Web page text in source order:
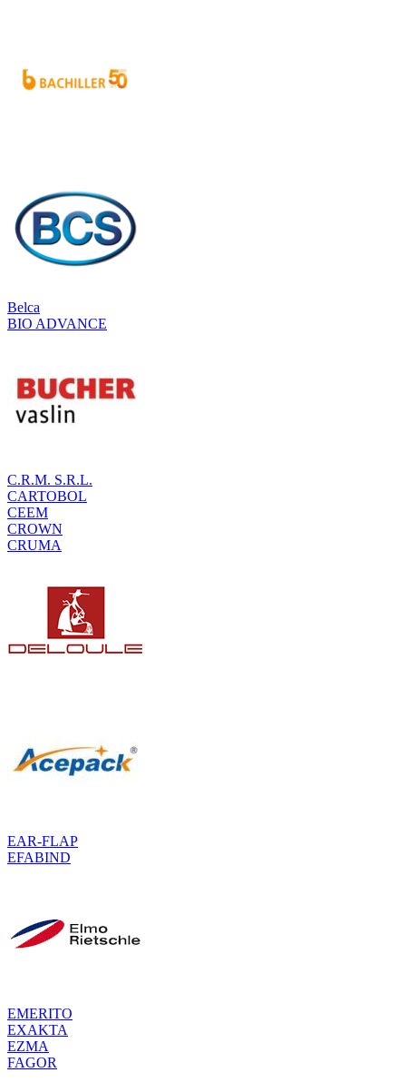
Belca
BIO ADVANCE
C.R.M. S.R.L.
CARTOBOL
CEEM
CROWN
CRUMA
EAR-FLAP
EFABIND
EMERITO
EXAKTA
EZMA
FAGOR